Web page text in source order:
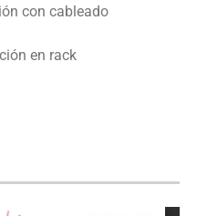
con cableado
en rack